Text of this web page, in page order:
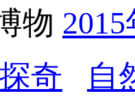
物
奇
自